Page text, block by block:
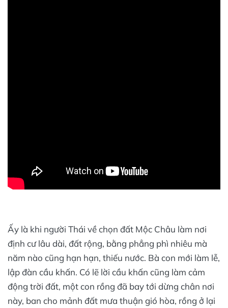
Ấy là khi người Thái về chọn đất Mộc Châu làm nơi
định cư lâu dài, đất rộng, bằng phẳng phì nhiêu mà
năm nào cũng hạn hạn, thiếu nước. Bà con mới làm lễ,
lập đàn cầu khấn. Có lẽ lời cầu khấn cũng làm cảm
động trời đất, một con rồng đã bay tới dừng chân nơi
này, ban cho mảnh đất mưa thuận gió hòa, rồng ở lại